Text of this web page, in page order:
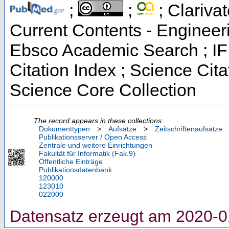
; ;
;
Current Contents -
Ebsco Academic Search ;
Citation Index ; Science
Science Core Collection
The record appears in these collections:
Dokumenttypen
> Aufsätze >
Zeitschriftenaufsätze
Publikationsserver / Open Access
Zentrale und weitere Einrichtungen
Fakultät für Informatik (Fak.9)
Öffentliche Einträge
Publikationsdatenbank
120000
123010
022000
Datensatz erzeugt am 2020-